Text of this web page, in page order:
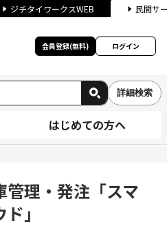
ジチタイワークスWEB 民間サ
会員登録(無料) ログイン
詳細検索
はじめての方へ
理・発注「スマ
」